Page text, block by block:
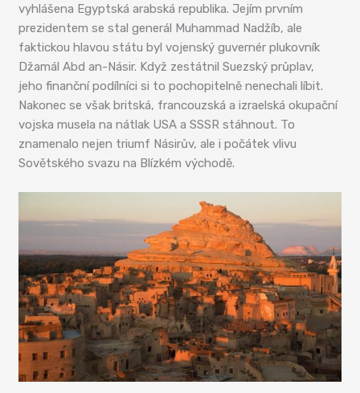
vyhlášena Egyptská arabská republika. Jejím prvním
prezidentem se stal generál Muhammad Nadžíb, ale
faktickou hlavou státu byl vojenský guvernér plukovník
Džamál Abd an-Násir. Když zestátnil Suezský průplav,
jeho finanční podílníci si to pochopitelně nenechali líbit.
Nakonec se však britská, francouzská a izraelská okupační
vojska musela na nátlak USA a SSSR stáhnout. To
znamenalo nejen triumf Násirův, ale i počátek vlivu
Sovětského svazu na Blízkém východě.